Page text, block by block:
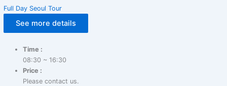
Full Day Seoul Tour
See more details
Time :
08:30 ~ 16:30
Price :
Please contact us.